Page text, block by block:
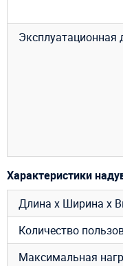
Эксплуатационная
Характеристики
Длина х Ширина х
Количество
Максимальная